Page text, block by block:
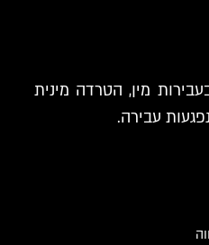
מין, הטרדה מינית
עבירה.